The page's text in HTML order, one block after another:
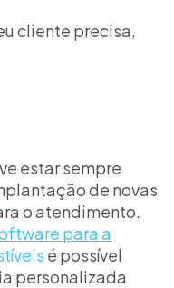
cliente precisa,
estar sempre
de novas
o atendimento.
para a
é possível
personalizada